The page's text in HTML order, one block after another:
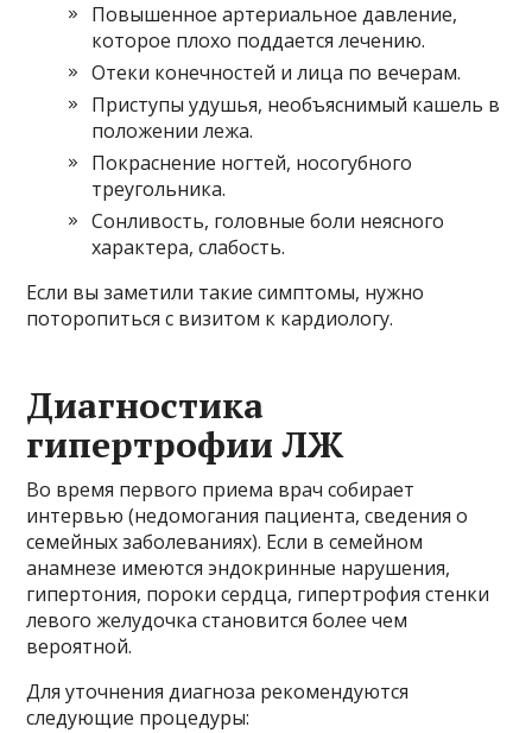
Повышенное артериальное давление,
которое плохо поддается лечению.
Отеки конечностей и лица по вечерам.
Приступы удушья, необъяснимый кашель в
положении лежа.
Покраснение ногтей, носогубного
треугольника.
Сонливость, головные боли неясного
характера, слабость.
Если вы заметили такие симптомы, нужно
поторопиться с визитом к кардиологу.
Диагностика
гипертрофии ЛЖ
Во время первого приема врач собирает
интервью (недомогания пациента, сведения о
семейных заболеваниях). Если в семейном
анамнезе имеются эндокринные нарушения,
гипертония, пороки сердца, гипертрофия стенки
левого желудочка становится более чем
вероятной.
Для уточнения диагноза рекомендуются
следующие процедуры: